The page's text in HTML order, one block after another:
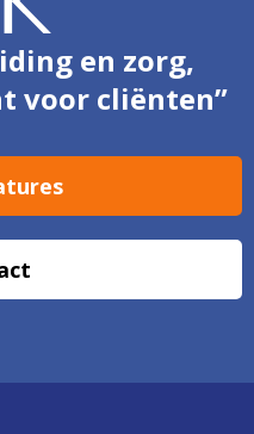
en zorg,
voor cliënten”